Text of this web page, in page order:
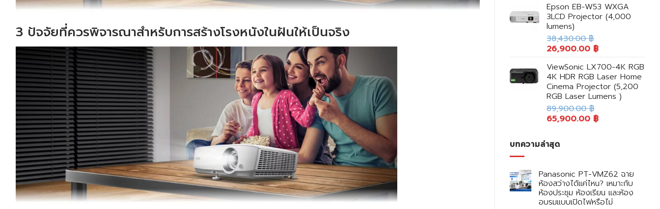
3 ปัจจัยที่ควรพิจารณาสำหรับการสร้างโรงหนังในฝันให้เป็นจริง
Epson EB-W53 WXGA
3LCD Projector (4,000
lumens)
38,430.00฿
26,900.00 ฿
ViewSonic LX700-4K RGB
4K HDR RGB Laser Home
Cinema Projector (5,200
RGB Laser Lumens )
89,900.00฿
65,900.00 ฿
บทความล่าสุด
Panasonic PT-VMZ62 ฉาย
ห้องสว่างได้แค่ไหน? เหมาะกับ
ห้องประชุม ห้องเรียน และห้อง
อบรมแบบเปิดไฟหรือไม่